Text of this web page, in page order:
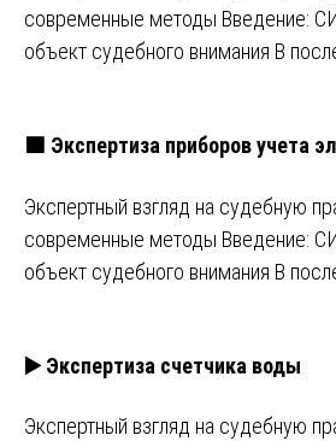
современные методы Введение:
объект судебного внимания В
🟩 Экспертиза приборов учета
Экспертный взгляд на судебную
современные методы Введение:
объект судебного внимания В
▶️ Экспертиза счетчика воды
Экспертный взгляд на судебную